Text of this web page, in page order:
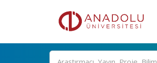
Ara